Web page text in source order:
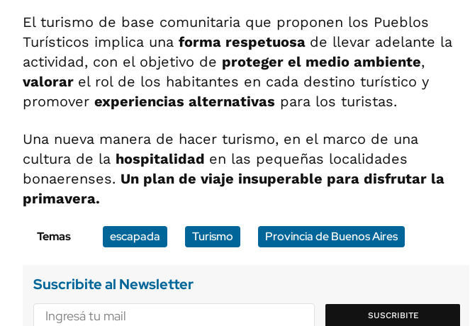
El turismo de base comunitaria que proponen los Pueblos
Turísticos implica una forma respetuosa de llevar adelante la
actividad, con el objetivo de proteger el medio ambiente,
valorar el rol de los habitantes en cada destino turístico y
promover experiencias alternativas para los turistas.
Una nueva manera de hacer turismo, en el marco de una
cultura de la hospitalidad en las pequeñas localidades
bonaerenses. Un plan de viaje insuperable para disfrutar la
primavera.
Temas escapada Turismo Provincia de Buenos Aires
Suscribite al Newsletter
SUSCRIBITE